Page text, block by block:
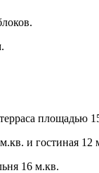
площадью
и гостиная 12
16 м.кв.